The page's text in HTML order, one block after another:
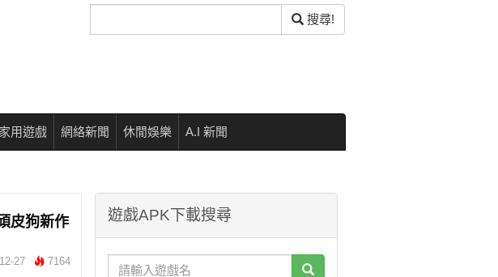
尋
搜尋!
家用遊戲 網絡新聞 休閒娛樂 A.I 新聞
皮狗新作
27 7164
遊戲APK下載搜尋